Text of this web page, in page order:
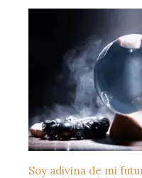
Soy adivina de mi